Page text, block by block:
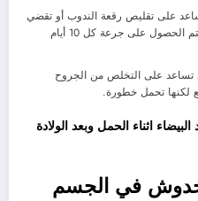
على تقليص رقعة الندوب أو تقضي
على آثار الجروح والخدوش، حيث يتم الحصول على جرعة كل 10 أيام
تساعد على التخلص من الجروح
لكنها تحمل خطورة.
اثناء الحمل وبعد الولادة
في الجسم